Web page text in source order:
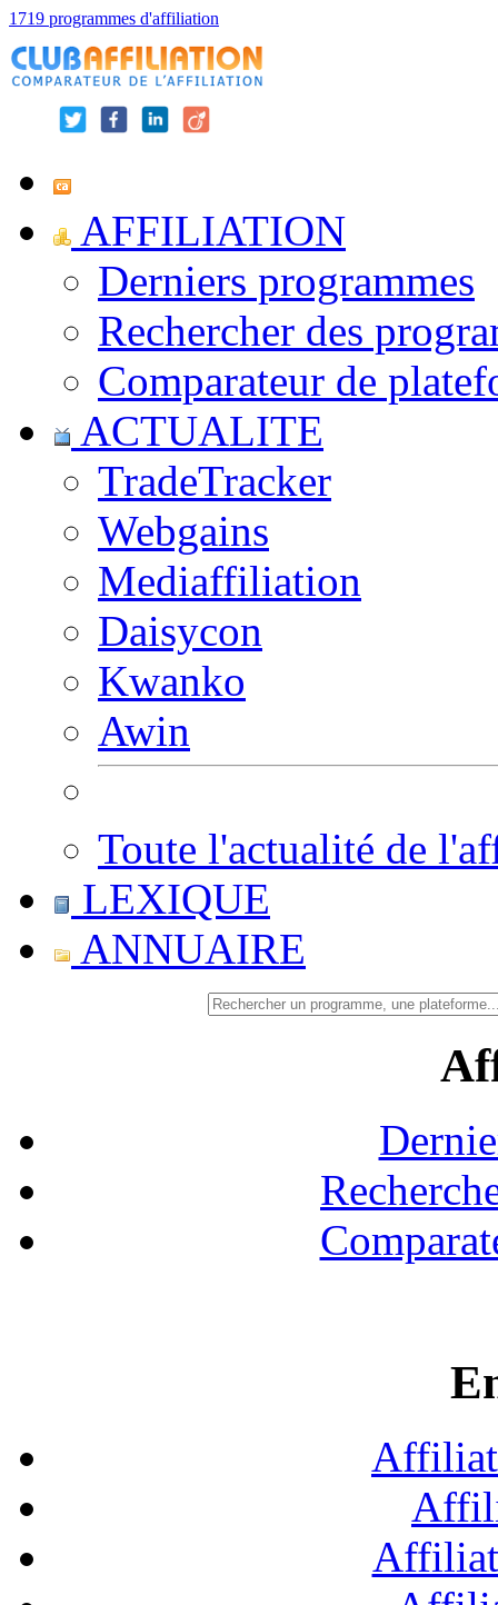
1719 programmes d'affiliation
AFFILIATION
Derniers programmes
Rechercher des
Comparateur de
ACTUALITE
TradeTracker
Webgains
Mediaffiliation
Daisycon
Kwanko
Awin
Toute l'actualité de
LEXIQUE
ANNUAIRE